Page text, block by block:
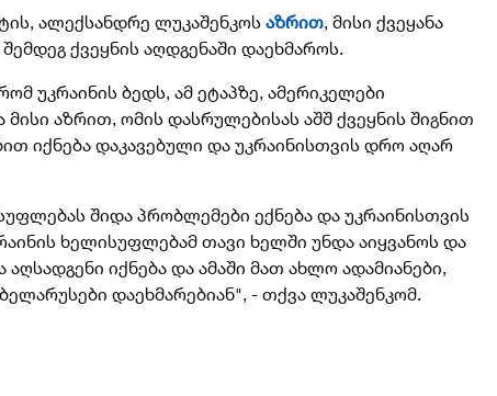
ალექსანდრე ლუკაშენკოსაზრით, მისი ქვეყანა
ქვეყნის აღდგენაში დაეხმაროს.
უკრაინის ბედს, ამ ეტაპზე, ამერიკელები
აზრით, ომის დასრულებისას აშშ ქვეყნის შიგნით
იქნება დაკავებული და უკრაინისთვის დრო აღარ
შიდა პრობლემები ექნება და უკრაინისთვის
ხელისუფლებამ თავი ხელში უნდა აიყვანოს და
აღსადგენი იქნება და ამაში მათ ახლო ადამიანები,
დაეხმარებიან", - თქვა ლუკაშენკომ.